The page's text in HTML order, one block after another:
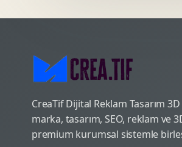
CreaTif Dijital Reklam Tasarım 3D
marka, tasarım, SEO, reklam ve
premium kurumsal sistemle